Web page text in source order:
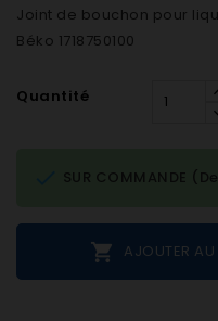
Joint de bouchon pour
Béko 1718750100
Quantité
 AJOUTER AU
SUR COMMANDE